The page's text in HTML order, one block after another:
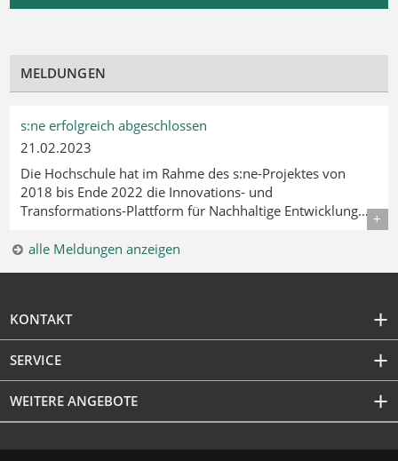
MELDUNGEN
s:ne erfolgreich abgeschlossen
21.02.2023
Die Hochschule hat im Rahme des s:ne-Projektes von
2018 bis Ende 2022 die Innovations- und
Transformations-Plattform für Nachhaltige Entwicklung…
alle Meldungen anzeigen
KONTAKT
SERVICE
WEITERE ANGEBOTE